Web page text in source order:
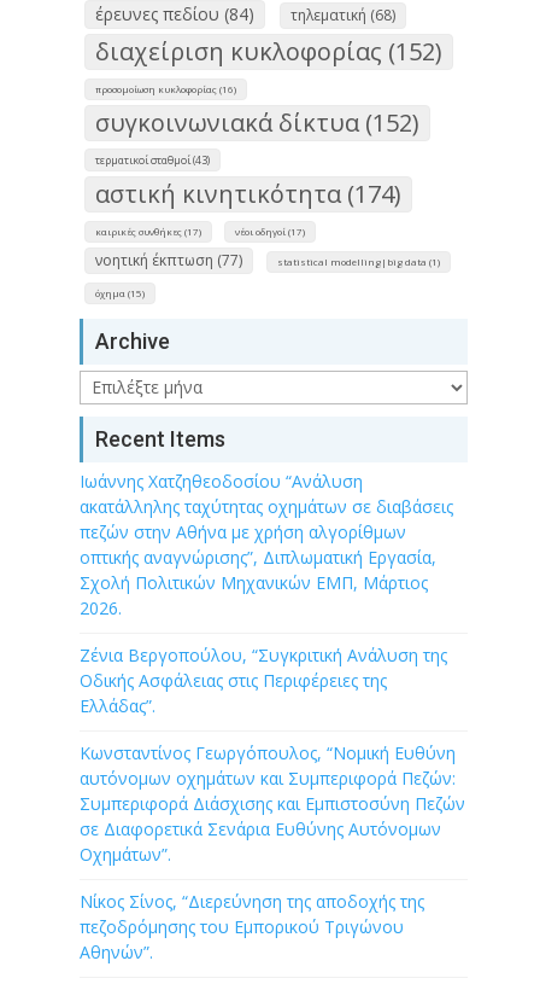
έρευνες πεδίου (84) τηλεματική (68)
διαχείριση κυκλοφορίας (152)
προσομοίωση κυκλοφορίας (16)
συγκοινωνιακά δίκτυα (152)
τερματικοί σταθμοί (43)
αστική κινητικότητα (174)
καιρικές συνθήκες (17) νέοι οδηγοί (17)
νοητική έκπτωση (77) statistical modelling|big data (1)
όχημα (15)
Archive
Archive
Recent Items
Ιωάννης Χατζηθεοδοσίου “Ανάλυση
ακατάλληλης ταχύτητας οχημάτων σε διαβάσεις
πεζών στην Αθήνα με χρήση αλγορίθμων
οπτικής αναγνώρισης”, Διπλωματική Εργασία,
Σχολή Πολιτικών Μηχανικών ΕΜΠ, Μάρτιος
2026.
Ζένια Βεργοπούλου, “Συγκριτική Ανάλυση της
Οδικής Ασφάλειας στις Περιφέρειες της
Ελλάδας”.
Κωνσταντίνος Γεωργόπουλος, “Νομική Ευθύνη
αυτόνομων οχημάτων και Συμπεριφορά Πεζών:
Συμπεριφορά Διάσχισης και Εμπιστοσύνη Πεζών
σε Διαφορετικά Σενάρια Ευθύνης Αυτόνομων
Οχημάτων”.
Νίκος Σίνος, “Διερεύνηση της αποδοχής της
πεζοδρόμησης του Εμπορικού Τριγώνου
Αθηνών”.